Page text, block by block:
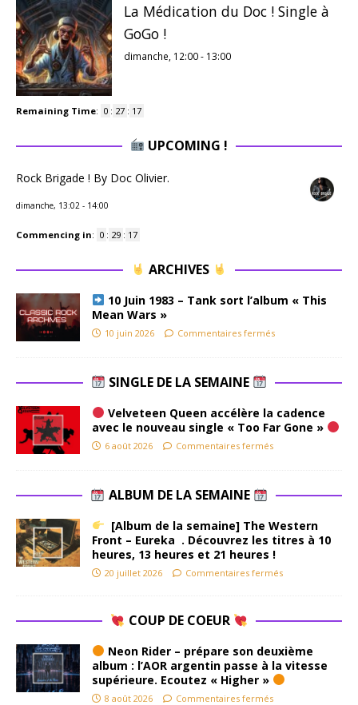
La Médication du Doc ! Single à
GoGo !
dimanche, 12:00- 13:00
Remaining Time: 0 : 27 : 16
UPCOMING !
Rock Brigade ! By Doc Olivier.
dimanche, 13:02 - 14:00
Commencing in: 0 : 29 : 16
ARCHIVES
10 Juin 1983 – Tank sort l’album « This
Mean Wars »
10 juin 2026 Commentaires fermés
SINGLE DE LA SEMAINE
Velveteen Queen accélère la cadence
avec le nouveau single « Too Far Gone »
6 août 2026 Commentaires fermés
ALBUM DE LA SEMAINE
[Album de la semaine] The Western
Front – Eureka . Découvrez les titres à 10
heures, 13 heures et 21 heures !
20 juillet 2026 Commentaires fermés
COUP DE COEUR
Neon Rider – prépare son deuxième
album : l’AOR argentin passe à la vitesse
supérieure. Ecoutez « Higher »
8 août 2026 Commentaires fermés